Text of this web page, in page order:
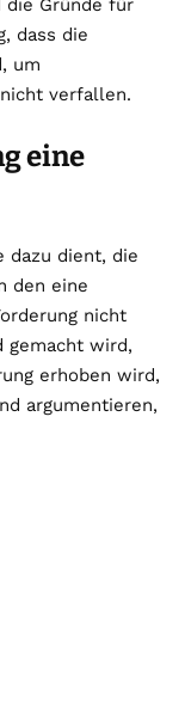
Gründe für
dass die
um
verfallen.
eine
dazu dient, die
den eine
nicht
gemacht wird,
erhoben wird,
argumentieren,